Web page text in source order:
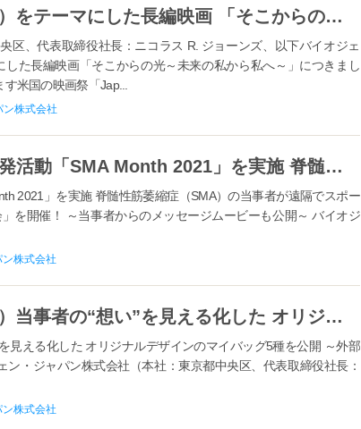
バイオジェン、多発性硬化症（MS）をテーマにした長編映画 「そこからの光～未来の私から私へ～」 米国の映画祭「ロサンゼルス日本映画祭2021」に参加
区、代表取締役社長：ニコラス R. ジョーンズ、以下バイオジェ
た長編映画「そこからの光～未来の私から私へ～」につきまし
米国の映画祭「Jap...
ン株式会社
バイオジェン・ジャパン、8月に啓発活動「SMA Month 2021」を実施 脊髄性筋萎縮症（SMA）の当事者が遠隔でスポーツに挑戦する 「第2回 バイオジェン杯 スポーツ大会」を開催！
2021」を実施 脊髄性筋萎縮症（SMA）の当事者が遠隔でスポー
を開催！ ～当事者からのメッセージムービーも公開～ バイオジ
株式会社
バイオジェン、多発性硬化症（MS）当事者の“想い”を見える化した オリジナルデザインのマイバッグ5種を公開 ～外部サイト「SUZURI」での取り扱いを開始～
見える化した オリジナルデザインのマイバッグ5種を公開 ～外部
・ジャパン株式会社（本社：東京都中央区、代表取締役社長：
株式会社